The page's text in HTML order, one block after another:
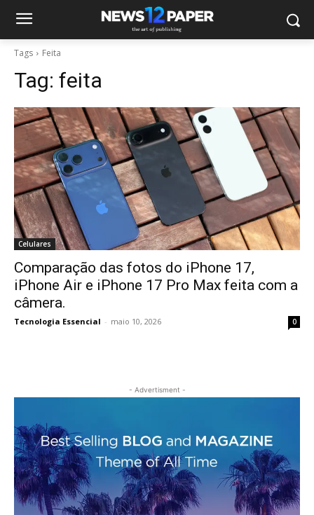
Tags Feita
Tag: feita
Celulares
Comparação das fotos do iPhone 17,
iPhone Air e iPhone 17 Pro Max feita com a
câmera.
Tecnologia Essencial - maio 10, 2026 0
- Advertisment -